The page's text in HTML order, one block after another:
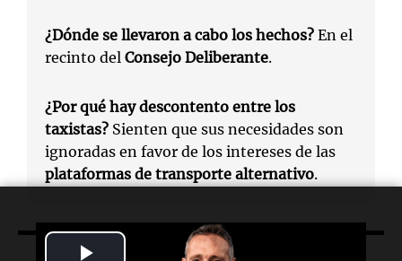
¿Dónde se llevaron a cabo los hechos? En el
recinto del Consejo Deliberante.
¿Por qué hay descontento entre los
taxistas? Sienten que sus necesidades son
ignoradas en favor de los intereses de las
plataformas de transporte alternativo.